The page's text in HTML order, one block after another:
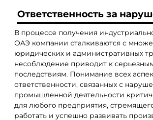
Ответственность за
В процессе получения
ОАЭ компании сталкиваются с
юридических и административных
несоблюдение приводит к
последствиям. Понимание всех
ответственности, связанных с
промышленной деятельности
для любого предприятия,
работать и успешно развивать